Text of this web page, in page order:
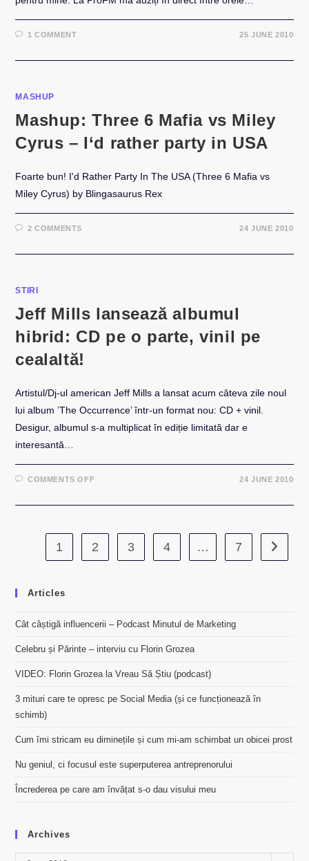
1 COMMENT 25 JUNE 2010
MASHUP
Mashup: Three 6 Mafia vs Miley
Cyrus – I‘d rather party in USA
Foarte bun! I'd Rather Party In The USA (Three 6 Mafia vs
Miley Cyrus) by Blingasaurus Rex
2 COMMENTS 24 JUNE 2010
STIRI
Jeff Mills lansează albumul
hibrid: CD pe o parte, vinil pe
cealaltă!
Artistul/Dj-ul american Jeff Mills a lansat acum câteva zile noul
lui album ’The Occurrence’ într-un format nou: CD + vinil.
Desigur, albumul s-a multiplicat în ediție limitată dar e
interesantă…
COMMENTS OFFON
LANSEAZĂ
CD
PE
O
PARTE,
24 JUNE 2010
1 2 3 4 … 7 Go to
Articles
Cât câștigă influencerii – Podcast Minutul de Marketing
Celebru și Părinte – interviu cu Florin Grozea
VIDEO: Florin Grozea la Vreau Să Știu (podcast)
3 mituri care te opresc pe Social Media (și ce funcționează în
schimb)
Cum îmi stricam eu diminețile și cum mi-am schimbat un obicei prost
Nu geniul, ci focusul este superputerea antreprenorului
Încrederea pe care am învățat s-o dau visului meu
Archives